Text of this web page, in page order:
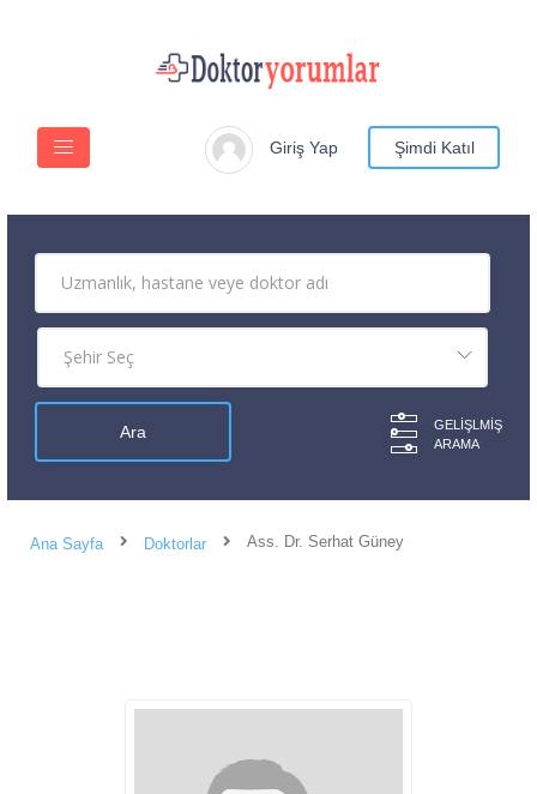
Giriş Yap Şimdi Katıl
GELIŞLMIŞ
ARAMA
Ana Sayfa Doktorlar Ass. Dr. Serhat Güney